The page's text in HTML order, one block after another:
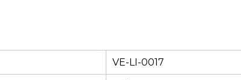
VE-LI-0017